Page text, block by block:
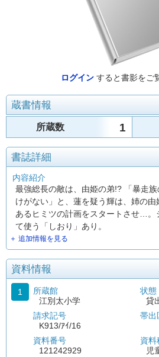
ログイン すると書影をご
蔵書情報
所蔵数 1
書誌詳細
内容紹介
最強総長の敵は、由姫の弟!? 「暴走
けがない」と、蓮を疑う輝は、姉の由
あるヒミツの計画をスタートさせ…。
て使う「しおり」あり。
＋ 追加情報を見る
資料情報
1
所蔵館
江別太小学
請求記号
K913/ｱｲ/16
資料番号
121242929
状態
貸
帯出
資料
児